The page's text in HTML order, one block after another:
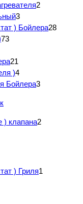
2
3
) Бойлера28
73
21
)4
Бойлера3
) клапана2
) Гриля1